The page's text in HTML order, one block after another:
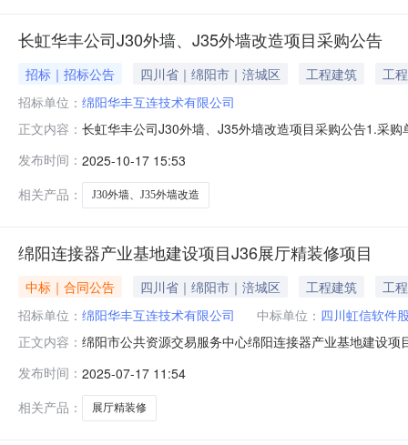
长虹华丰公司J30外墙、J35外墙改造项目采购公告
招标｜招标公告 四川省｜绵阳市｜涪城区 工程建筑
工程
招标单位： 绵阳华丰互连技术有限公司
正文内容： 长虹华丰公司J30外墙、J35外墙改造项目采购公告1.采
查看。联系人：何老师联系电话：18990112113
发布时间： 2025-10-17 15:53
相关产品：
J30外墙、J35外墙改造
绵阳连接器产业基地建设项目J36展厅精装修项目
中标｜合同公告 四川省｜绵阳市｜涪城区 工程建筑
工程
招标单位： 绵阳华丰互连技术有限公司 中标单位： 四川虹信软件
正文内容： 绵阳市公共资源交易服务中心绵阳连接器产业基地建设
川虹信软件股份有限公司绵阳九州大道创新中心二期4号
计划交工日
发布时间： 2025-07-17 11:54
相关产品：
展厅精装修